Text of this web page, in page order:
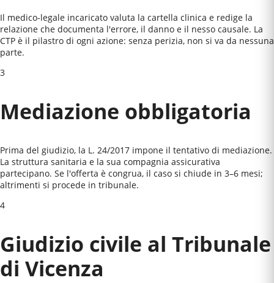
Il medico-legale incaricato valuta la cartella clinica e redige la
relazione che documenta l'errore, il danno e il nesso causale. La
CTP è il pilastro di ogni azione: senza perizia, non si va da nessuna
parte.
3
Mediazione obbligatoria
Prima del giudizio, la L. 24/2017 impone il tentativo di mediazione.
La struttura sanitaria e la sua compagnia assicurativa
partecipano. Se l'offerta è congrua, il caso si chiude in 3–6 mesi;
altrimenti si procede in tribunale.
4
Giudizio civile al Tribunale
di Vicenza